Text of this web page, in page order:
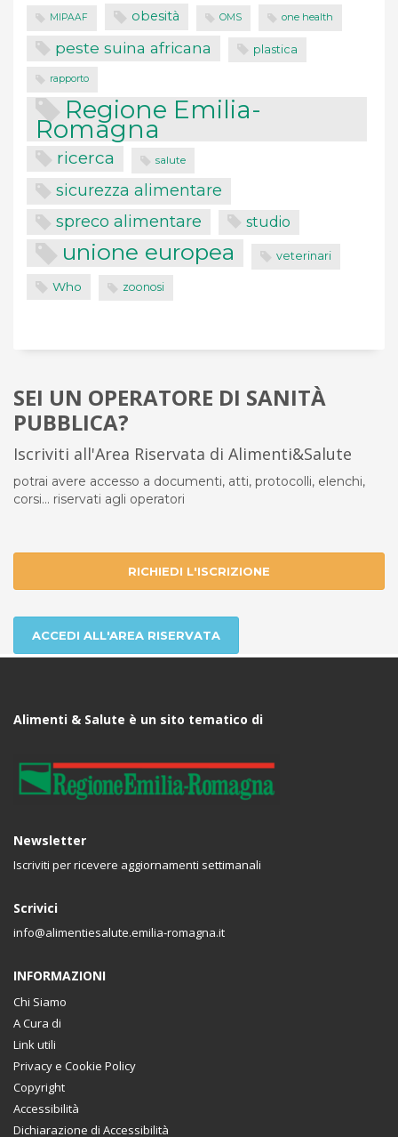
MIPAAF obesità OMS one health
peste suina africana plastica
rapporto
Regione Emilia-
Romagna
ricerca salute
sicurezza alimentare
spreco alimentare studio
unione europea veterinari
Who zoonosi
SEI UN OPERATORE DI SANITÀ
PUBBLICA?
Iscriviti all'Area Riservata di Alimenti&Salute
potrai avere accesso a documenti, atti, protocolli, elenchi,
corsi... riservati agli operatori
RICHIEDI L'ISCRIZIONE
ACCEDI ALL'AREA RISERVATA
Alimenti & Salute è un sito tematico di
Newsletter
Iscriviti per ricevere aggiornamenti settimanali
Scrivici
info@alimentiesalute.emilia-romagna.it
INFORMAZIONI
Chi Siamo
A Cura di
Link utili
Privacy e Cookie Policy
Copyright
Accessibilità
Dichiarazione di Accessibilità